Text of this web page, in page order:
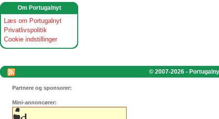
Om Portugalnyt
Læs om Portugalnyt
Privatlivspolitik
Cookie indstillinger
© 2007-2026 -
Partnere og sponsorer:
Mini-annoncører: